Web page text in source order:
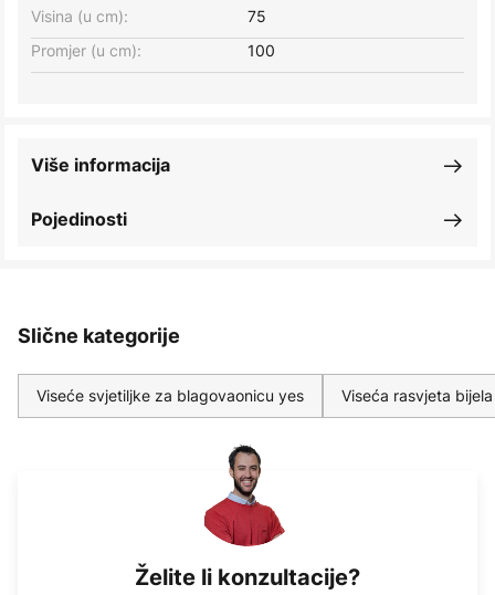
Visina (u cm):
75
Promjer (u cm):
100
Pojedinosti
Više informacija
Slične kategorije
Viseće svjetiljke za blagovaonicu yes Viseća rasvjeta bijela
Želite li konzultacije?